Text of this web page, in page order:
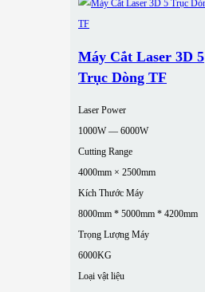
Máy Cắt Laser 3D 5
Trục Dòng TF
Laser Power
1000W — 6000W
Cutting Range
4000mm × 2500mm
Kích Thước Máy
8000mm * 5000mm * 4200mm
Trọng Lượng Máy
6000KG
Loại vật liệu